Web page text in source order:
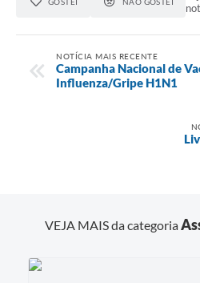
NOTÍCIA MAIS RECENTE
Campanha Nacional de
Influenza/Gripe H1N1
VEJA MAIS da categoria